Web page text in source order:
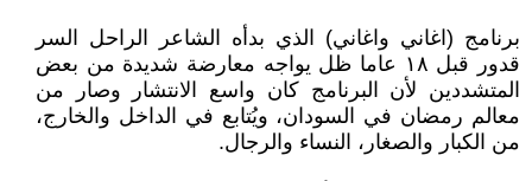
برنامج (اغاني واغاني) الذي بدأه الشاعر الراحل السر
قدور قبل ١٨ عاما ظل يواجه معارضة شديدة من بعض
المتشددين لأن البرنامج كان واسع الانتشار وصار من
معالم رمضان في السودان، ويُتابع في الداخل والخارج،
من الكبار والصغار، النساء والرجال.